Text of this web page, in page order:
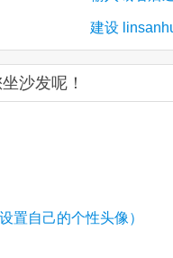
建设
沙发呢！
设置自己的个性头像）